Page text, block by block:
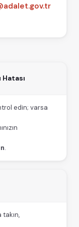
Hatası
edin; varsa
.